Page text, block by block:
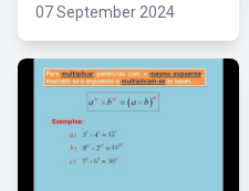
07 September 2024